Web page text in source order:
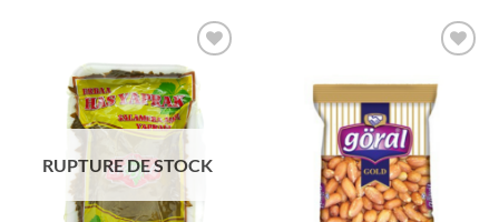
Ajouter
à la liste
de
souhaits
RUPTURE DE STOCK
à la liste
souhaits